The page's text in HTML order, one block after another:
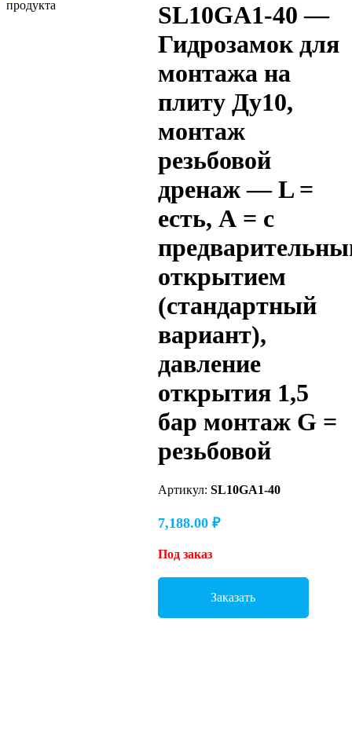
SL10GA1-40 —
Гидрозамок для
монтажа на
плиту Ду10,
монтаж
резьбовой
дренаж — L =
есть, А = с
открытием
(стандартный
вариант),
давление
открытия 1,5
бар монтаж G =
резьбовой
Артикул: SL10GA1-40
7,188.00 ₽
Под заказ
Заказать